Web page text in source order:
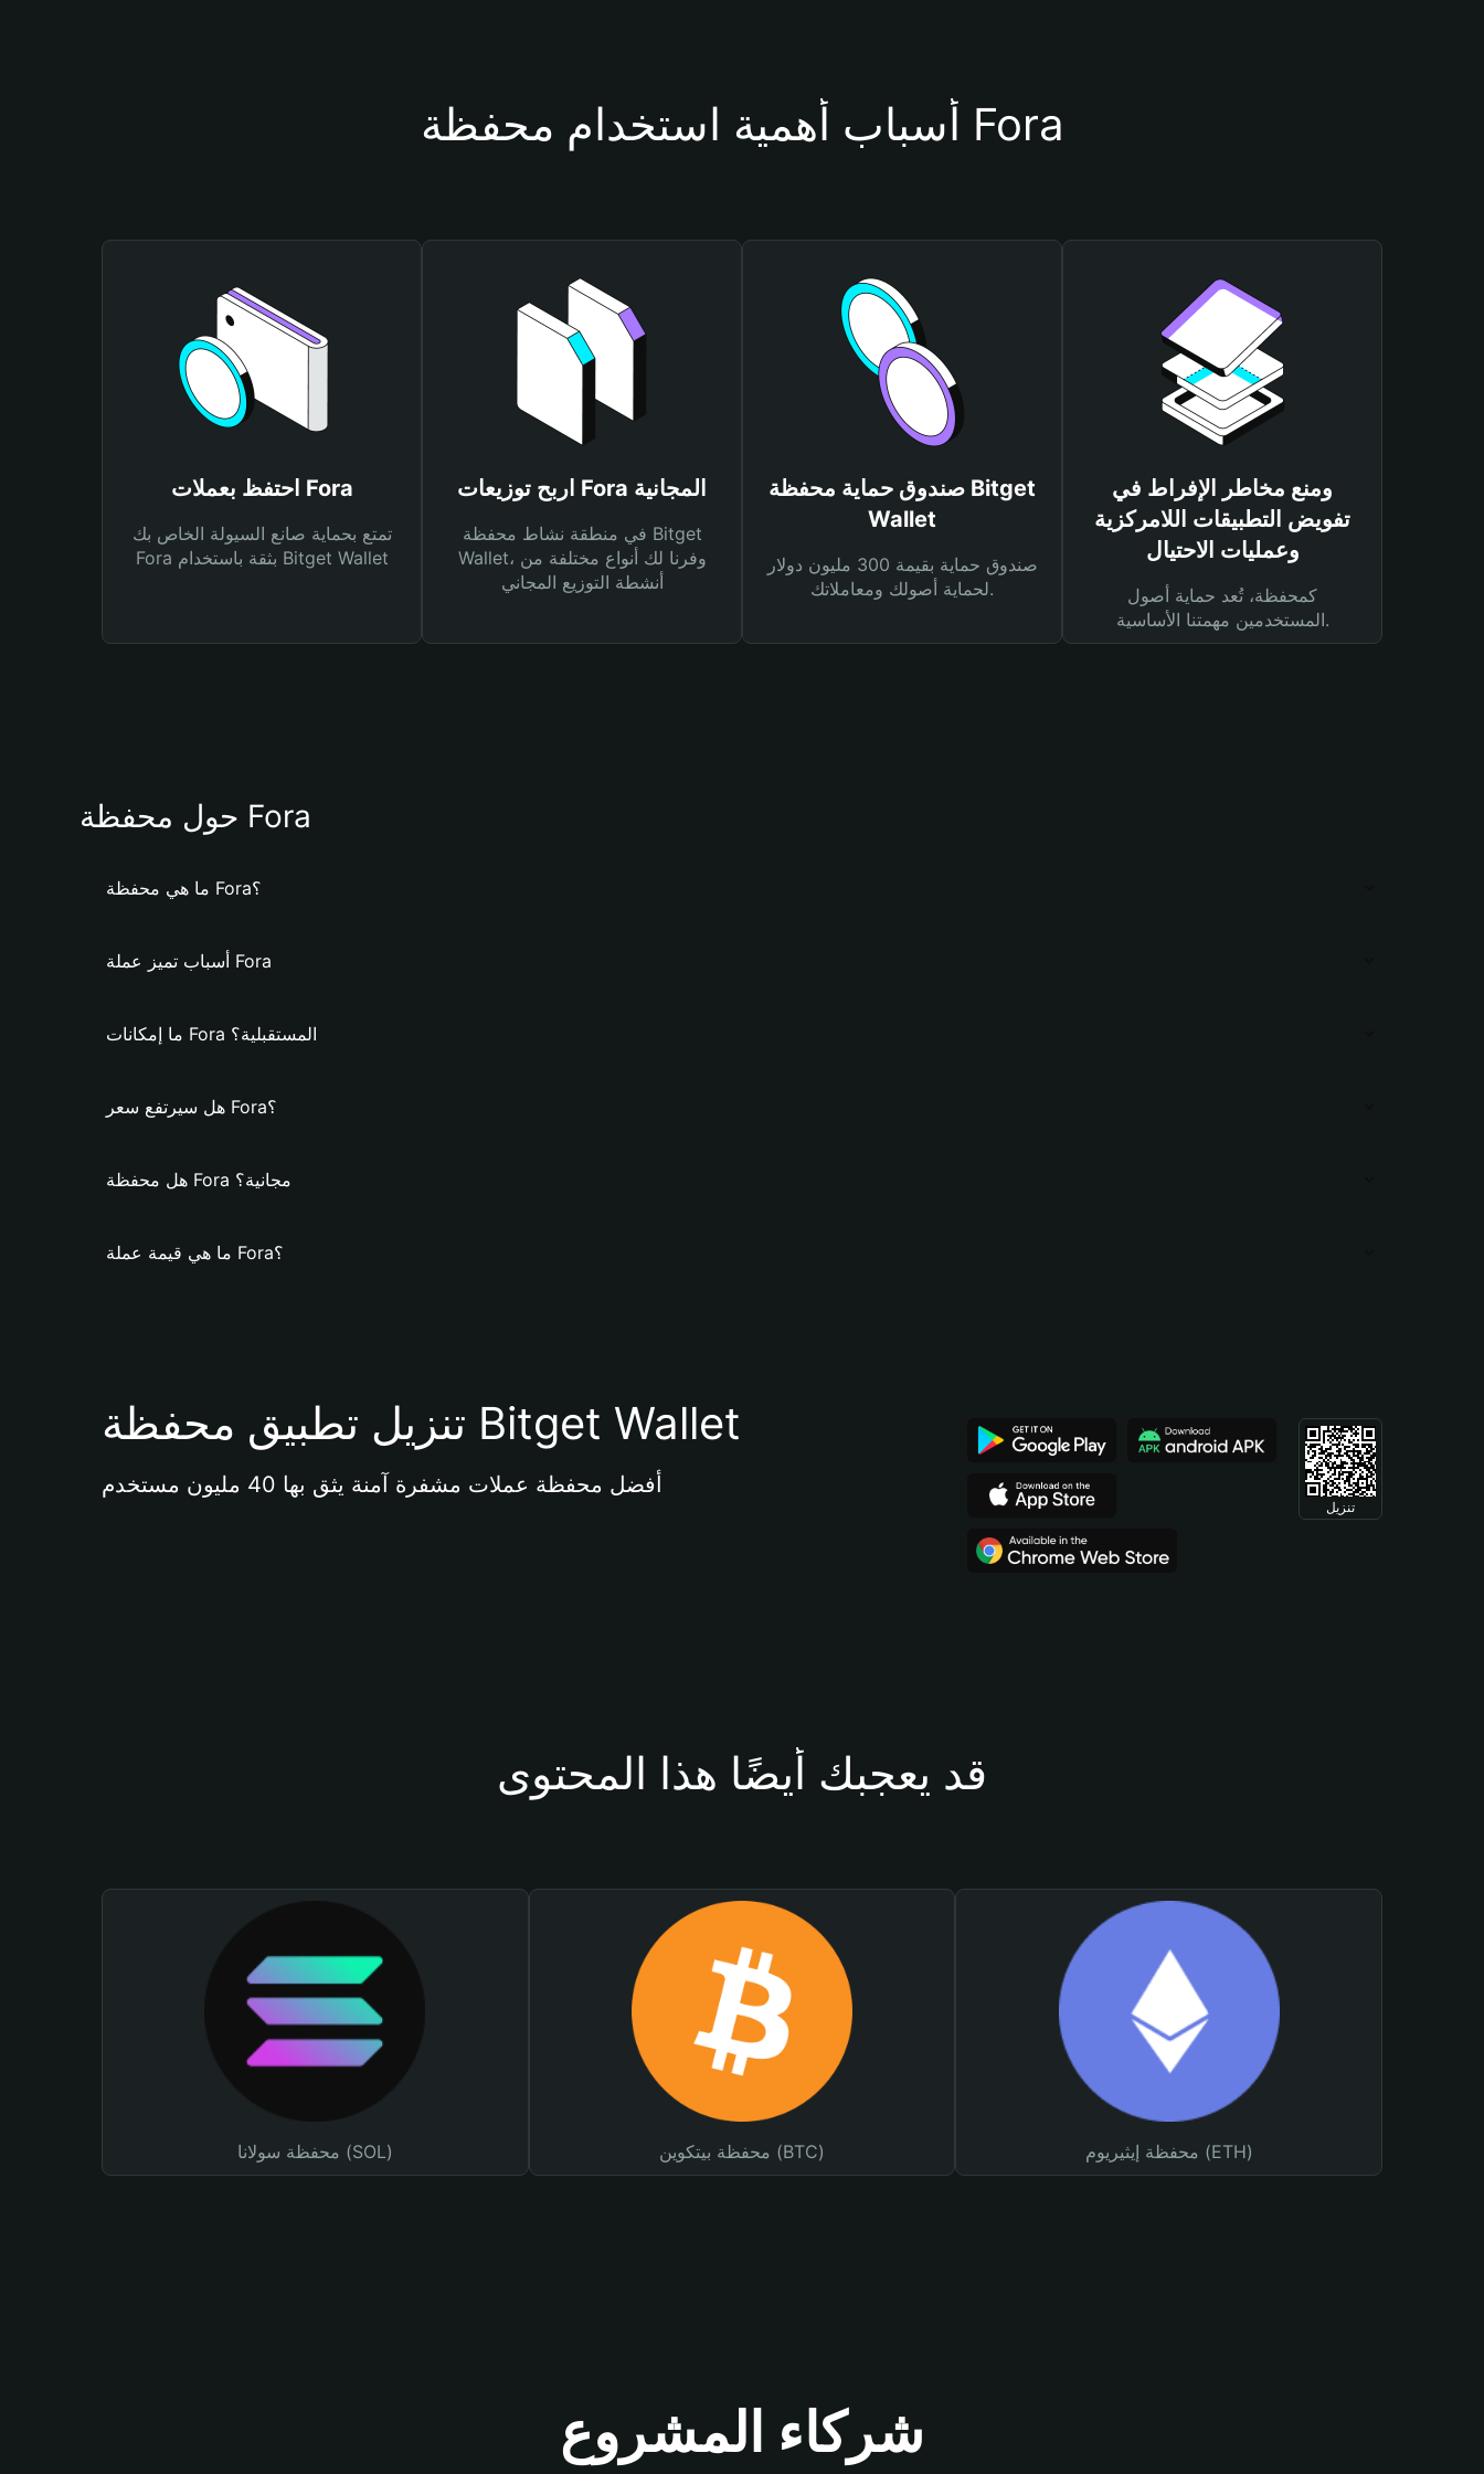
أسباب أهمية استخدام محفظة Fora
احتفظ بعملات Fora
تمتع بحماية صانع السيولة الخاص بك
Fora بثقة باستخدام Bitget Wallet
اربح توزيعات Fora المجانية
في منطقة نشاط محفظة Bitget
Wallet، وفرنا لك أنواع مختلفة من
أنشطة التوزيع المجاني
صندوق حماية محفظة Bitget
Wallet
صندوق حماية بقيمة 300 مليون دولار
لحماية أصولك ومعاملاتك.
ومنع مخاطر الإفراط في
تفويض التطبيقات اللامركزية
وعمليات الاحتيال
كمحفظة، تُعد حماية أصول
المستخدمين مهمتنا الأساسية.
حول محفظة Fora
ما هي محفظة Fora؟
أسباب تميز عملة Fora
ما إمكانات Fora المستقبلية؟
هل سيرتفع سعر Fora؟
هل محفظة Fora مجانية؟
ما هي قيمة عملة Fora؟
تنزيل تطبيق محفظة Bitget Wallet
أفضل محفظة عملات مشفرة آمنة يثق بها 40 مليون مستخدم
تنزيل
قد يعجبك أيضًا هذا المحتوى
محفظة سولانا (SOL) محفظة بيتكوين (BTC) محفظة إيثيريوم (ETH)
شركاء المشروع